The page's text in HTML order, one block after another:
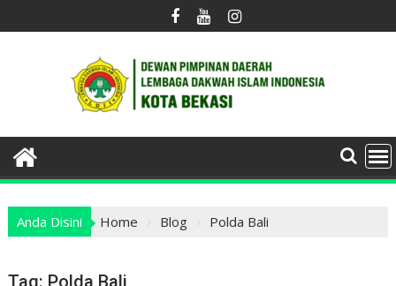
to
Anda Disini Home Blog Polda Bali
Tag: Polda Bali